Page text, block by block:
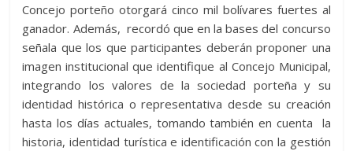
Concejo porteño otorgará cinco mil bolívares fuertes al
ganador. Además, recordó que en la bases del concurso
señala que los que participantes deberán proponer una
imagen institucional que identifique al Concejo Municipal,
integrando los valores de la sociedad porteña y su
identidad histórica o representativa desde su creación
hasta los días actuales, tomando también en cuenta la
historia, identidad turística e identificación con la gestión